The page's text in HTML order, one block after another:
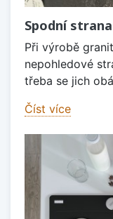
Spodní
Při výrobě
nepohledové
třeba se jich
Číst více